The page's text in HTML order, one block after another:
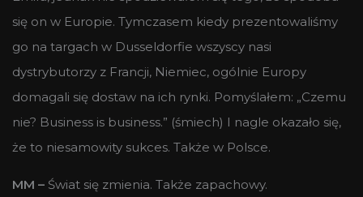
się on w Europie. Tymczasem kiedy prezentowaliśmy
go na targach w Dusseldorfie wszyscy nasi
dystrybutorzy z Francji, Niemiec, ogólnie Europy
domagali się dostaw na ich rynki. Pomyślałem: „Czemu
nie? Business is business.” (śmiech) I nagle okazało się,
że to niesamowity sukces. Także w Polsce.
MM – Świat się zmienia. Także zapachowy.